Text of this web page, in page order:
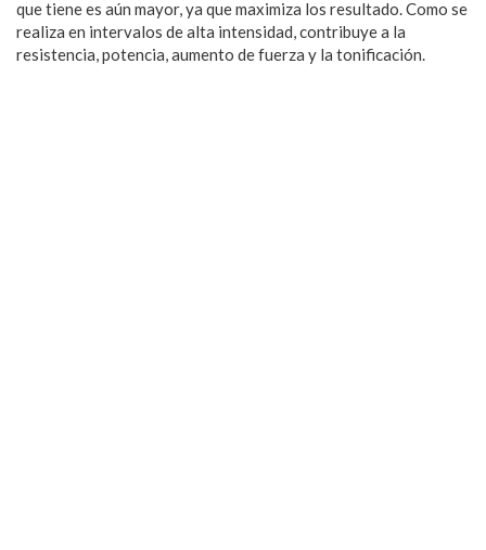
que tiene es aún mayor, ya que maximiza los resultado. Como se
realiza en intervalos de alta intensidad, contribuye a la
resistencia, potencia, aumento de fuerza y la tonificación.